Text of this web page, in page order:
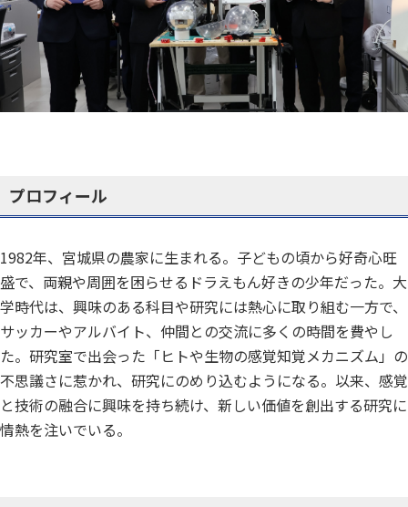
プロフィール
1982年、宮城県の農家に生まれる。子どもの頃から好奇心旺
盛で、両親や周囲を困らせるドラえもん好きの少年だった。大
学時代は、興味のある科目や研究には熱心に取り組む一方で、
サッカーやアルバイト、仲間との交流に多くの時間を費やし
た。研究室で出会った「ヒトや生物の感覚知覚メカニズム」の
不思議さに惹かれ、研究にのめり込むようになる。以来、感覚
と技術の融合に興味を持ち続け、新しい価値を創出する研究に
情熱を注いでいる。